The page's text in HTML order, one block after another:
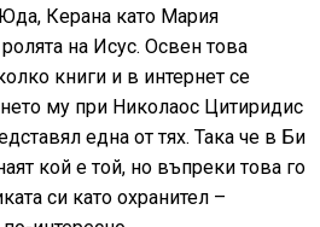
Керана като Мария
на Исус. Освен това
книги и в интернет се
му при Николаос Цитиридис
една от тях. Така че в Би
кой е той, но въпреки това го
си като охранител –